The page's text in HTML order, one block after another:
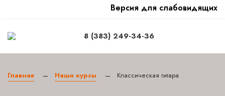
Версия для слабовидящих
8 (383) 249-34-36
Главная — Наши курсы — Классическая гитара